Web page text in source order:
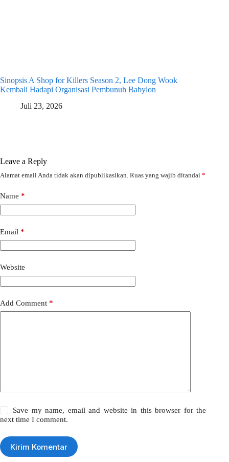
Sinopsis A Shop for Killers Season 2, Lee Dong Wook
Kembali Hadapi Organisasi Pembunuh Babylon
Juli 23, 2026
Leave a Reply
Alamat email Anda tidak akan dipublikasikan. Ruas yang wajib ditandai *
Name *
Email *
Website
Add Comment *
Save my name, email and website in this browser for the
next time I comment.
Kirim Komentar